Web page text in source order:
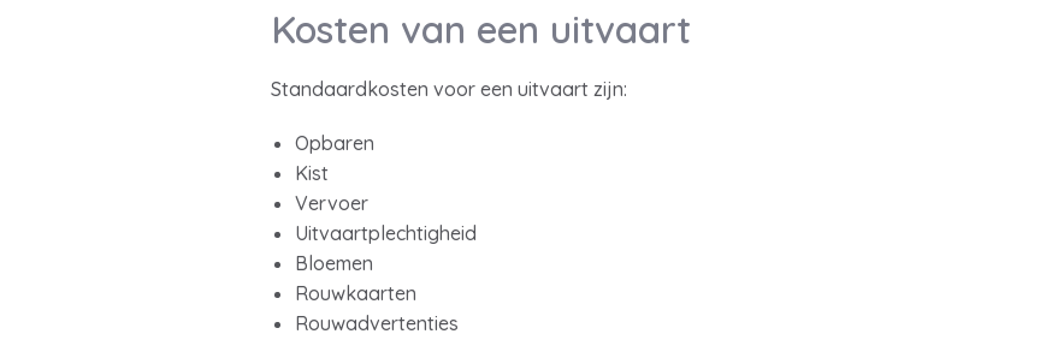
Kosten van een uitvaart
Standaardkosten voor een uitvaart zijn:
Opbaren
Kist
Vervoer
Uitvaartplechtigheid
Bloemen
Rouwkaarten
Rouwadvertenties